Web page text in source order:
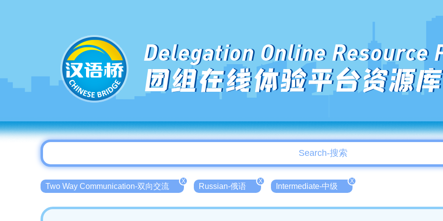
Delegation Online Resource
团组在线体验平台资源库
Two Way Communication-双向交流
X
Russian-俄语
X
Intermediate-中级
X